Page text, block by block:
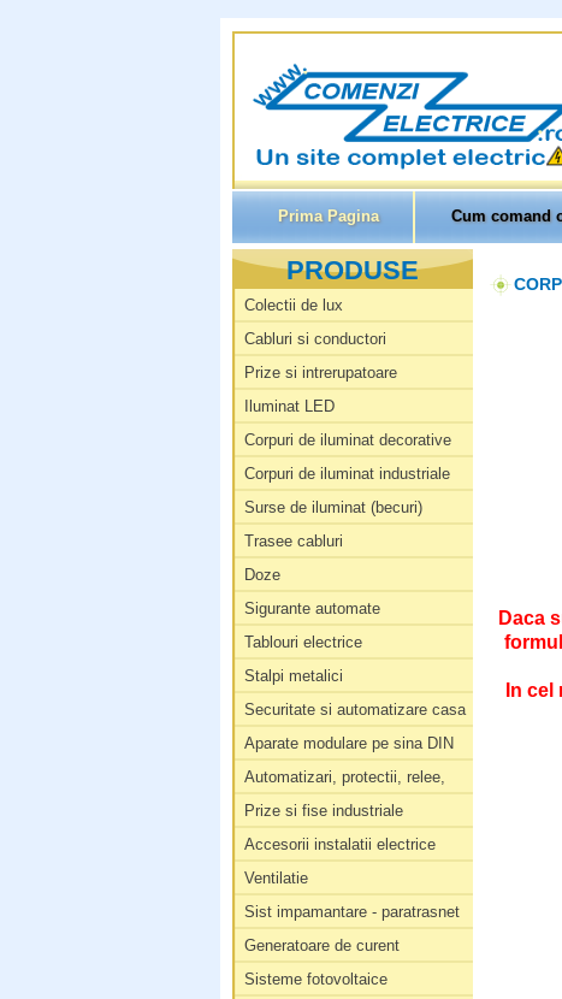
Prima Pagina Cum comand
PRODUSE
Colectii de lux
Cabluri si conductori
Prize si intrerupatoare
Iluminat LED
Corpuri de iluminat decorative
Corpuri de iluminat industriale
Surse de iluminat (becuri)
Trasee cabluri
Doze
Sigurante automate
Tablouri electrice
Stalpi metalici
Securitate si automatizare casa
Aparate modulare pe sina DIN
Automatizari, protectii, relee,
Prize si fise industriale
Accesorii instalatii electrice
Ventilatie
Sist impamantare - paratrasnet
Generatoare de curent
Sisteme fotovoltaice
Daca
In cel